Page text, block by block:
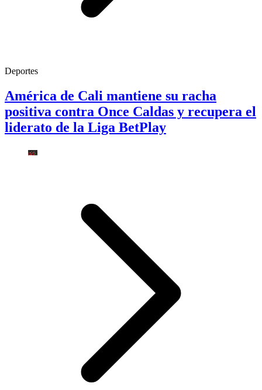
Deportes
América de Cali mantiene su racha
positiva contra Once Caldas y recupera el
liderato de la Liga BetPlay